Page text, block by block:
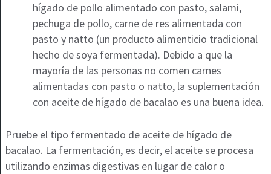
hígado de pollo alimentado con pasto, salami,
pechuga de pollo, carne de res alimentada con
pasto y natto (un producto alimenticio tradicional
hecho de soya fermentada). Debido a que la
mayoría de las personas no comen carnes
alimentadas con pasto o natto, la suplementación
con aceite de hígado de bacalao es una buena idea.
Pruebe el tipo fermentado de aceite de hígado de
bacalao. La fermentación, es decir, el aceite se procesa
utilizando enzimas digestivas en lugar de calor o